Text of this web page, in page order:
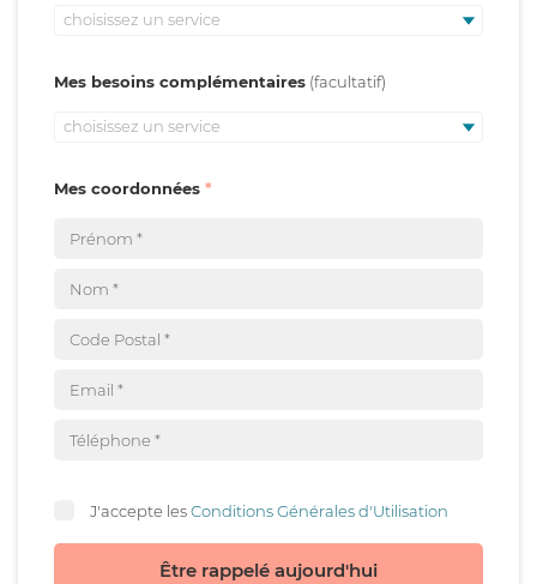
choisissez un service
Mes besoins complémentaires
choisissez un service
Mes coordonnées
J'accepte lesConditions Générales d'Utilisation
Être rappelé aujourd'hui